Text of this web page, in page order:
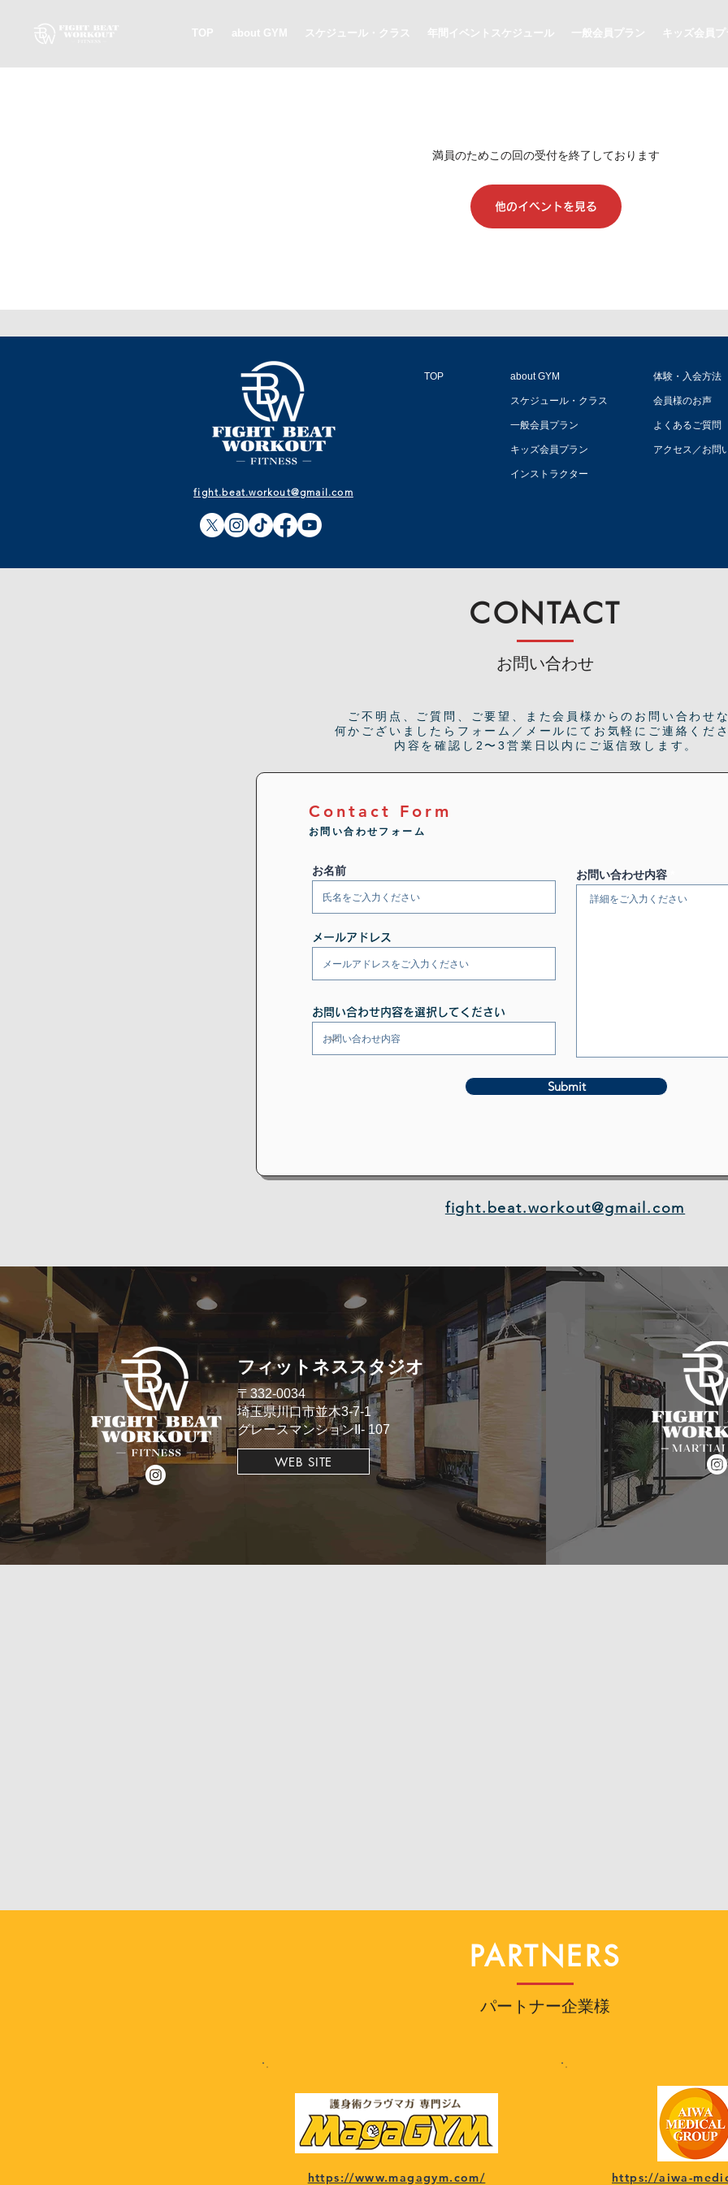
TOP about GYM スケジュール・クラス 年間イベントスケジュール 一般会員プラン キッズ会員
満員のためこの回の受付を終了しております
他のイベントを見る
TOP about GYM
スケジュール・クラス
一般会員プラン
キッズ会員プラン
インストラクター
体験・入会方法
会員様のお声
よくあるご質問
アクセス／お問
fight.beat.workout@gmail.com
CONTACT
お問い合わせ
ご不明点、ご質問、ご要望、また会員様からのお問い合わせ
何かございましたらフォーム／メールにてお気軽にご連絡くだ
内容を確認し2〜3営業日以内にご返信致します。
Contact Form
お問い合わせフォーム
お名前
メールアドレス
お問い合わせ内容を選択してください
お問い合わせ内容
Submit
fight.beat.workout@gmail.com
​フィットネススタジオ
​〒332-0034
埼玉県川口市並木3-7-1
​グレースマンションII- 107
WEB SITE
PARTNERS
パートナー企業様
https://www.magagym.com/ https://aiwa-